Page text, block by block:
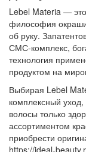
Lebel Materia —
философия
об руку.
СМС-комплекс,
технология
продуктом на
Выбирая Lebel
комплексный
волосы только
ассортиментом
приобрести
https://ideal-